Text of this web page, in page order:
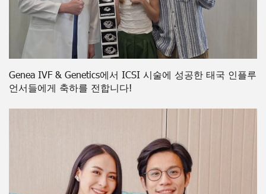
Genea IVF & Genetics에서 ICSI 시술에 성공한 태국 인플루
언서들에게 축하를 전합니다!